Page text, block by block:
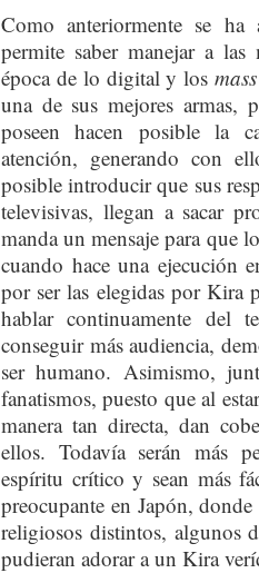
Como anteriormente se
permite saber manejar a
época de lo digital y los mass
una de sus mejores armas,
poseen hacen posible la
atención, generando con
posible introducir que sus
televisivas, llegan a sacar
manda un mensaje para que
cuando hace una ejecución
por ser las elegidas por Kira
hablar continuamente del
conseguir más audiencia,
ser humano. Asimismo,
fanatismos, puesto que al
manera tan directa, dan
ellos. Todavía serán más
espíritu crítico y sean más
preocupante en Japón,
religiosos distintos, algunos
pudieran adorar a un Kira